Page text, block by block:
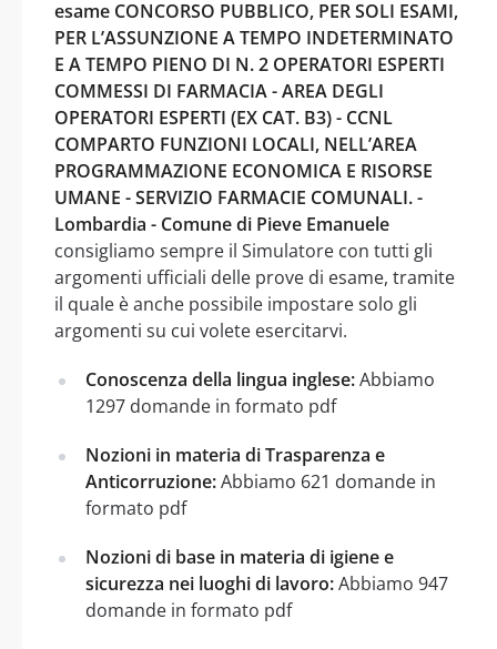
esame CONCORSO PUBBLICO, PER SOLI ESAMI,
PER L’ASSUNZIONE A TEMPO INDETERMINATO
E A TEMPO PIENO DI N. 2 OPERATORI ESPERTI
COMMESSI DI FARMACIA - AREA DEGLI
OPERATORI ESPERTI (EX CAT. B3) - CCNL
COMPARTO FUNZIONI LOCALI, NELL’AREA
PROGRAMMAZIONE ECONOMICA E RISORSE
UMANE - SERVIZIO FARMACIE COMUNALI. -
Lombardia - Comune di Pieve Emanuele
consigliamo sempre il Simulatore con tutti gli
argomenti ufficiali delle prove di esame, tramite
il quale è anche possibile impostare solo gli
argomenti su cui volete esercitarvi.
Conoscenza della lingua inglese:Abbiamo
1297 domande in formato pdf
Nozioni in materia di Trasparenza e
Anticorruzione:Abbiamo 621 domande in
formato pdf
Nozioni di base in materia di igiene e
sicurezza nei luoghi di lavoro:Abbiamo 947
domande in formato pdf